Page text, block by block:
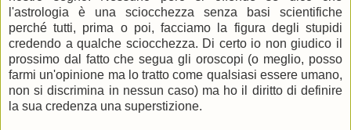
l'astrologia è una sciocchezza senza basi scientifiche
perché tutti, prima o poi, facciamo la figura degli stupidi
credendo a qualche sciocchezza. Di certo io non giudico il
prossimo dal fatto che segua gli oroscopi (o meglio, posso
farmi un'opinione ma lo tratto come qualsiasi essere umano,
non si discrimina in nessun caso) ma ho il diritto di definire
la sua credenza una superstizione.